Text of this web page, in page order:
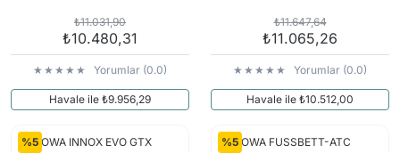
₺11.031,90
₺10.480,31
Yorumlar (0.0)
Havale ile ₺9.956,29
₺11.647,64
₺11.065,26
Yorumlar (0.0)
Havale ile ₺10.512,00
%5 %5